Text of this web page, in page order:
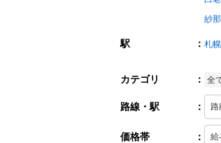
紗
駅 ： 札
カテゴリ ： 全
路線・駅 ：
価格帯 ：